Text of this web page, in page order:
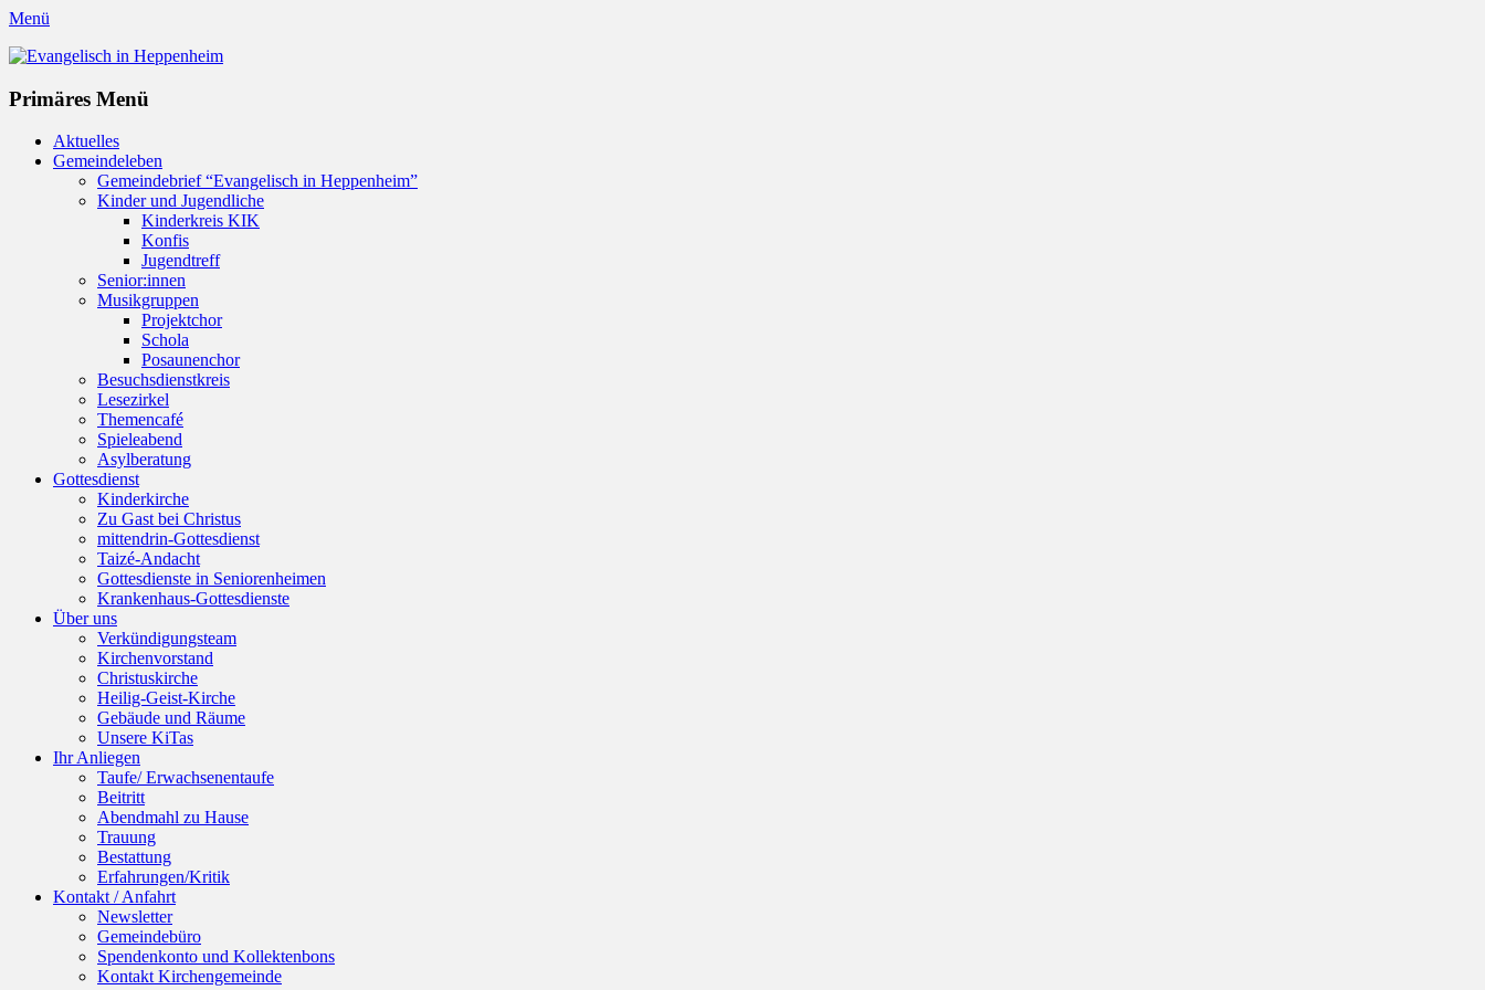
Menü
Evangelisch in Heppenheim
Primäres Menü
Zum
Inhalt
Aktuelles
Gemeindeleben
Gemeindebrief “Evangelisch in Heppenheim”
Kinder und Jugendliche
Kinderkreis KIK
Konfis
Jugendtreff
Senior:innen
Musikgruppen
Projektchor
Schola
Posaunenchor
Besuchsdienstkreis
Lesezirkel
Themencafé
Spieleabend
Asylberatung
Gottesdienst
Kinderkirche
Zu Gast bei Christus
mittendrin-Gottesdienst
Taizé-Andacht
Gottesdienste in Seniorenheimen
Krankenhaus-Gottesdienste
Über uns
Verkündigungsteam
Kirchenvorstand
Christuskirche
Heilig-Geist-Kirche
Gebäude und Räume
Unsere KiTas
Ihr Anliegen
Taufe/ Erwachsenentaufe
Beitritt
Abendmahl zu Hause
Trauung
Bestattung
Erfahrungen/Kritik
Kontakt / Anfahrt
Newsletter
Gemeindebüro
Spendenkonto und Kollektenbons
Kontakt Kirchengemeinde